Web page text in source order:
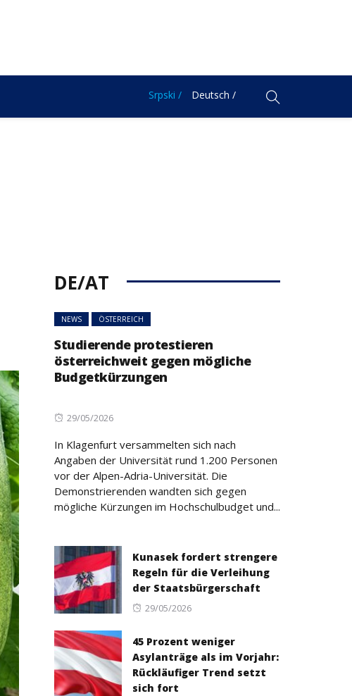
Srpski / Deutsch /
DE/AT
NEWS ÖSTERREICH
Studierende protestieren
österreichweit gegen mögliche
Budgetkürzungen
Posted
29/05/2026
In Klagenfurt versammelten sich nach
Angaben der Universität rund 1.200 Personen
vor der Alpen-Adria-Universität. Die
Demonstrierenden wandten sich gegen
mögliche Kürzungen im Hochschulbudget und...
Kunasek fordert strengere
Regeln für die Verleihung
der Staatsbürgerschaft
Posted
29/05/2026
45 Prozent weniger
Asylanträge als im Vorjahr:
Rückläufiger Trend setzt
sich fort